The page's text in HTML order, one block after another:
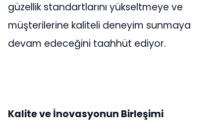
güzellik standartlarını yükseltmeye ve
müşterilerine kaliteli deneyim sunmaya
devam edeceğini taahhüt ediyor.
Kalite ve İnovasyonun Birleşimi